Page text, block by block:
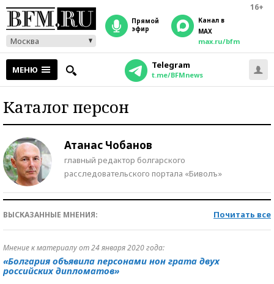
16+
Москва
прямой
эфир
Канал в
MAX
max.ru/bfm
МЕНЮ Telegram
t.me/BFMnews
Каталог персон
Атанас Чобанов
главный редактор болгарского
расследовательского портала «Биволъ»
ВЫСКАЗАННЫЕ МНЕНИЯ: Почитать все
Мнение к материалу от 24 января 2020 года:
«Болгария объявила персонами нон грата двух
российских дипломатов»